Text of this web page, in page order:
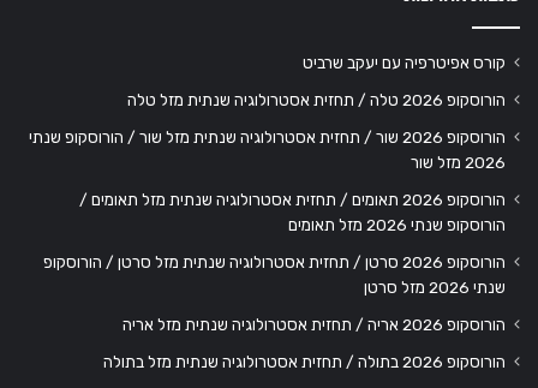
קורס אפיטרפיה עם יעקב שרביט
הורוסקופ 2026 טלה / תחזית אסטרולוגיה שנתית מזל טלה
הורוסקופ 2026 שור / תחזית אסטרולוגיה שנתית מזל שור / הורוסקופ שנתי
2026 מזל שור
הורוסקופ 2026 תאומים / תחזית אסטרולוגיה שנתית מזל תאומים /
הורוסקופ שנתי 2026 מזל תאומים
הורוסקופ 2026 סרטן / תחזית אסטרולוגיה שנתית מזל סרטן / הורוסקופ
שנתי 2026 מזל סרטן
הורוסקופ 2026 אריה / תחזית אסטרולוגיה שנתית מזל אריה
הורוסקופ 2026 בתולה / תחזית אסטרולוגיה שנתית מזל בתולה